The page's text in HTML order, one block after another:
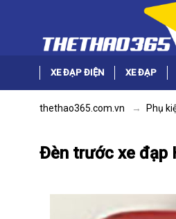
XE ĐẠP ĐIỆN XE ĐẠP
thethao365.com.vn Phụ
Đèn trước xe đạp